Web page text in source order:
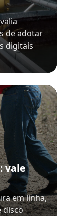
de adotar
digitais
vale
em linha,
disco